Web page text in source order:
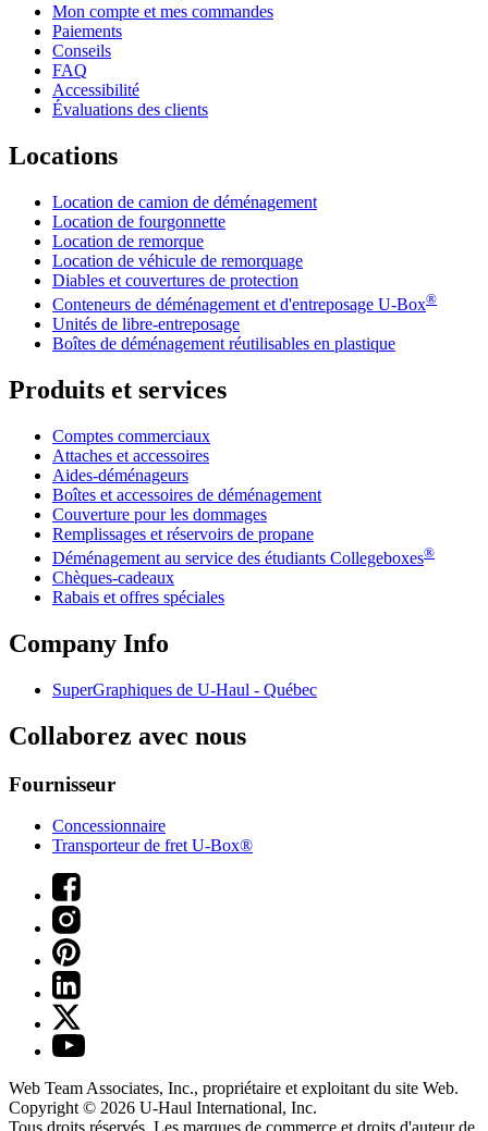
Mon compte et mes commandes
Paiements
Conseils
FAQ
Accessibilité
Évaluations des clients
Locations
Location de camion de déménagement
Location de fourgonnette
Location de remorque
Location de véhicule de remorquage
Diables et couvertures de protection
Conteneurs de déménagement et d'entreposage U-Box®
Unités de libre-entreposage
Boîtes de déménagement réutilisables en plastique
Produits et services
Comptes commerciaux
Attaches et accessoires
Aides-déménageurs
Boîtes et accessoires de déménagement
Couverture pour les dommages
Remplissages et réservoirs de propane
Déménagement au service des étudiants Collegeboxes®
Chèques-cadeaux
Rabais et offres spéciales
Company Info
SuperGraphiques de U-Haul - Québec
Collaborez avec nous
Fournisseur
Concessionnaire
Transporteur de fret U-Box®
Web Team Associates, Inc., propriétaire et exploitant du site Web.
Copyright © 2026 U-Haul International, Inc.